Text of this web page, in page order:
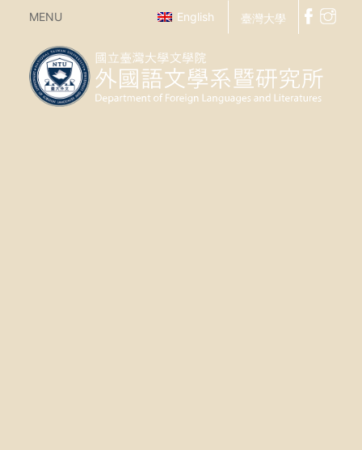
MENU English 臺灣大學